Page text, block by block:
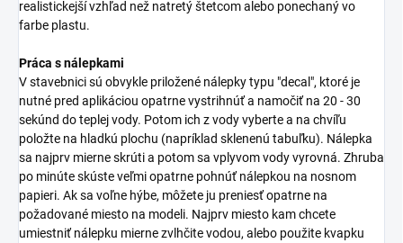
realistickejší vzhľad než natretý štetcom alebo ponechaný vo
farbe plastu.
Práca s nálepkami
V stavebnici sú obvykle priložené nálepky typu "decal", ktoré je
nutné pred aplikáciou opatrne vystrihnúť a namočiť na 20 - 30
sekúnd do teplej vody. Potom ich z vody vyberte a na chvíľu
položte na hladkú plochu (napríklad sklenenú tabuľku). Nálepka
sa najprv mierne skrúti a potom sa vplyvom vody vyrovná. Zhruba
po minúte skúste veľmi opatrne pohnúť nálepkou na nosnom
papieri. Ak sa voľne hýbe, môžete ju preniesť opatrne na
požadované miesto na modeli. Najprv miesto kam chcete
umiestniť nálepku mierne zvlhčite vodou, alebo použite kvapku